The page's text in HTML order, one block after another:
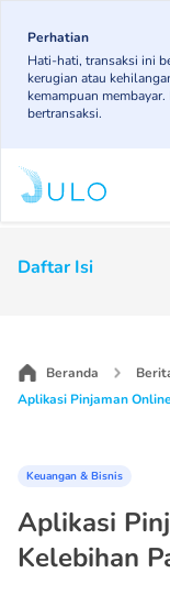
main
content
Perhatian
Hati-hati, transaksi ini
kerugian atau
kemampuan
bertransaksi.
Main
Daftar Isi
Beranda
Aplikasi Pinjaman
Keuangan & Bisnis
Aplikasi
Kelebihan